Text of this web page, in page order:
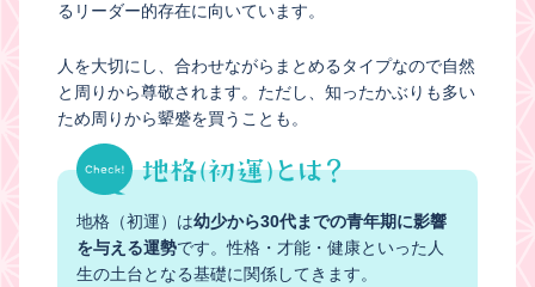
るリーダー的存在に向いています。
人を大切にし、合わせながらまとめるタイプなので自然
と周りから尊敬されます。ただし、知ったかぶりも多い
ため周りから顰蹙を買うことも。
地格（初運）は幼少から30代までの青年期に影響
を与える運勢です。性格・才能・健康といった人
生の土台となる基礎に関係してきます。